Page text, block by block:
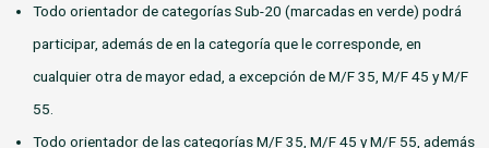
Todo orientador de categorías Sub-20 (marcadas en verde) podrá
participar, además de en la categoría que le corresponde, en
cualquier otra de mayor edad, a excepción de M/F 35, M/F 45 y M/F
55.
Todo orientador de las categorías M/F 35, M/F 45 y M/F 55, además